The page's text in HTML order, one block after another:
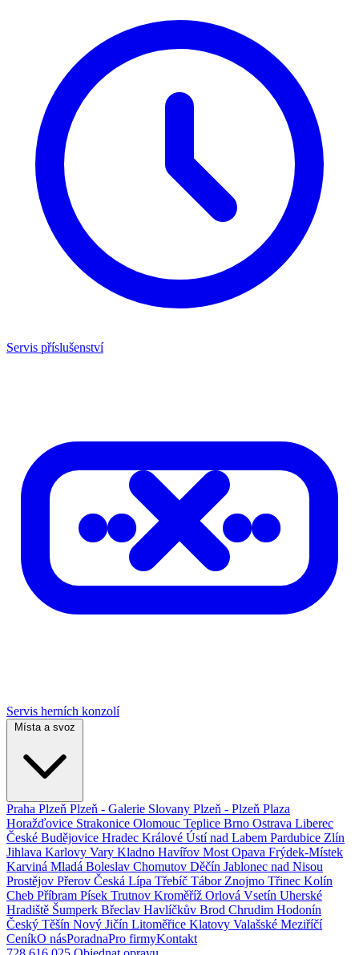
Servis příslušenství
Servis herních konzolí
Místa a svoz
Praha Plzeň Plzeň - Galerie Slovany Plzeň - Plzeň Plaza
Horažďovice Strakonice Olomouc Teplice Brno Ostrava Liberec
České Budějovice Hradec Králové Ústí nad Labem Pardubice Zlín
Jihlava Karlovy Vary Kladno Havířov Most Opava Frýdek-Místek
Karviná Mladá Boleslav Chomutov Děčín Jablonec nad Nisou
Prostějov Přerov Česká Lípa Třebíč Tábor Znojmo Třinec Kolín
Cheb Příbram Písek Trutnov Kroměříž Orlová Vsetín Uherské
Hradiště Šumperk Břeclav Havlíčkův Brod Chrudim Hodonín
Český Těšín Nový Jičín Litoměřice Klatovy Valašské Meziříčí
CeníkO násPoradnaPro firmyKontakt